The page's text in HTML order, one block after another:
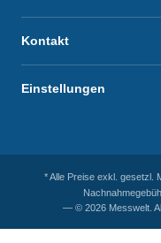
Kontakt
Einstellungen
* Alle Preise exkl. gesetzl.
— © 2026 Messwelt.